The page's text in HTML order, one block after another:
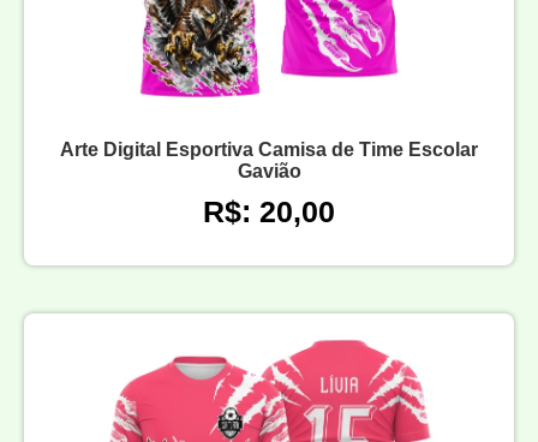
Arte Digital Esportiva Camisa de Time Escolar
Gavião
R$: 20,00